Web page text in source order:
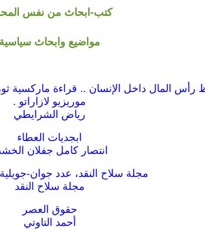
كتب-ابحاث من نفس
مواضيع وابحاث سياسية
رأس المال داخل الإنسان .. قراءة ماركسية
موريزيو لازاراتو .
رياض الشرايطي
ابجديات العطاء
انتصار كامل جفلان
مجلة سلاح النقد، عدد جوان-جويلية-
مجلة سلاح النقد
حقوق العصر
أحمد التاوتي